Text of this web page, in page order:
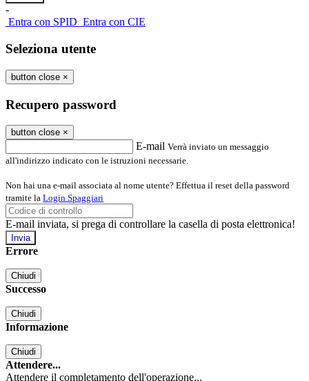
-
Entra con SPID Entra con CIE
Seleziona utente
button close ×
Recupero password
button close ×
E-mail Verrà inviato un messaggio
all'indirizzo indicato con le istruzioni necessarie.
Non hai una e-mail associata al nome utente? Effettua il reset della password
tramite la Login Spaggiari
E-mail inviata, si prega di controllare la casella di posta elettronica!
Errore
Chiudi
Successo
Chiudi
Informazione
Chiudi
Attendere...
Attendere il completamento dell'operazione...